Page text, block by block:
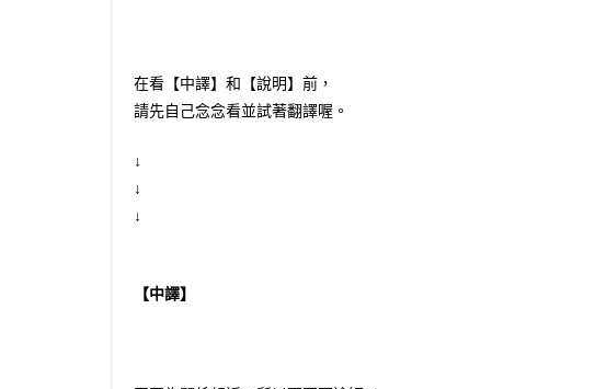
在看【中譯】和【說明】前，
請先自己念念看並試著翻譯喔。
↓
↓
↓
【中譯】